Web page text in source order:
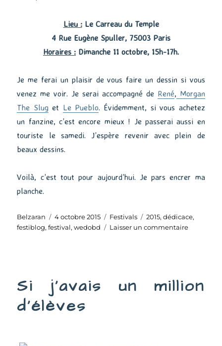
Lieu :Le Carreau du Temple
4 Rue Eugène Spuller, 75003 Paris
Horaires : Dimanche 11 octobre, 15h-17h.
Je me ferai un plaisir de vous faire un dessin si vous
venez me voir. Je serai accompagné de René, Morgan
The Sluget Le Pueblo. Évidemment, si vous achetez
un fanzine, c’est encore mieux ! Je passerai aussi en
touriste le samedi. J’espère revenir avec plein de
beaux dessins.
Voilà, c’est tout pour aujourd’hui. Je pars encrer ma
planche.
Auteur
Belzaran
Publié
le
4 octobre 2015 Catégories
Festivals Étiquettes
2015,dédicace,
festiblog,festival,wedobd Laisser un commentairesur
Si j’avais un million
d’élèves